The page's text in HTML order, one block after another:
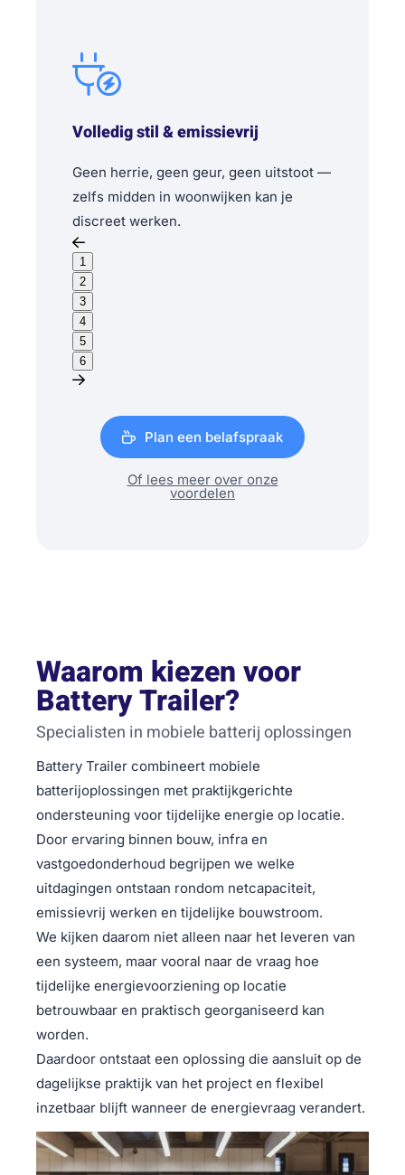
Volledig stil & emissievrij
Geen herrie, geen geur, geen uitstoot —
zelfs midden in woonwijken kan je
discreet werken.
1
2
3
4
5
6
Plan een belafspraak
Of lees meer over onze
voordelen
Waarom kiezen voor
Battery Trailer?
Specialisten in mobiele batterij oplossingen
Battery Trailer combineert mobiele
batterijoplossingen met praktijkgerichte
ondersteuning voor tijdelijke energie op locatie.
Door ervaring binnen bouw, infra en
vastgoedonderhoud begrijpen we welke
uitdagingen ontstaan rondom netcapaciteit,
emissievrij werken en tijdelijke bouwstroom.
We kijken daarom niet alleen naar het leveren van
een systeem, maar vooral naar de vraag hoe
tijdelijke energievoorziening op locatie
betrouwbaar en praktisch georganiseerd kan
worden.
Daardoor ontstaat een oplossing die aansluit op de
dagelijkse praktijk van het project en flexibel
inzetbaar blijft wanneer de energievraag verandert.